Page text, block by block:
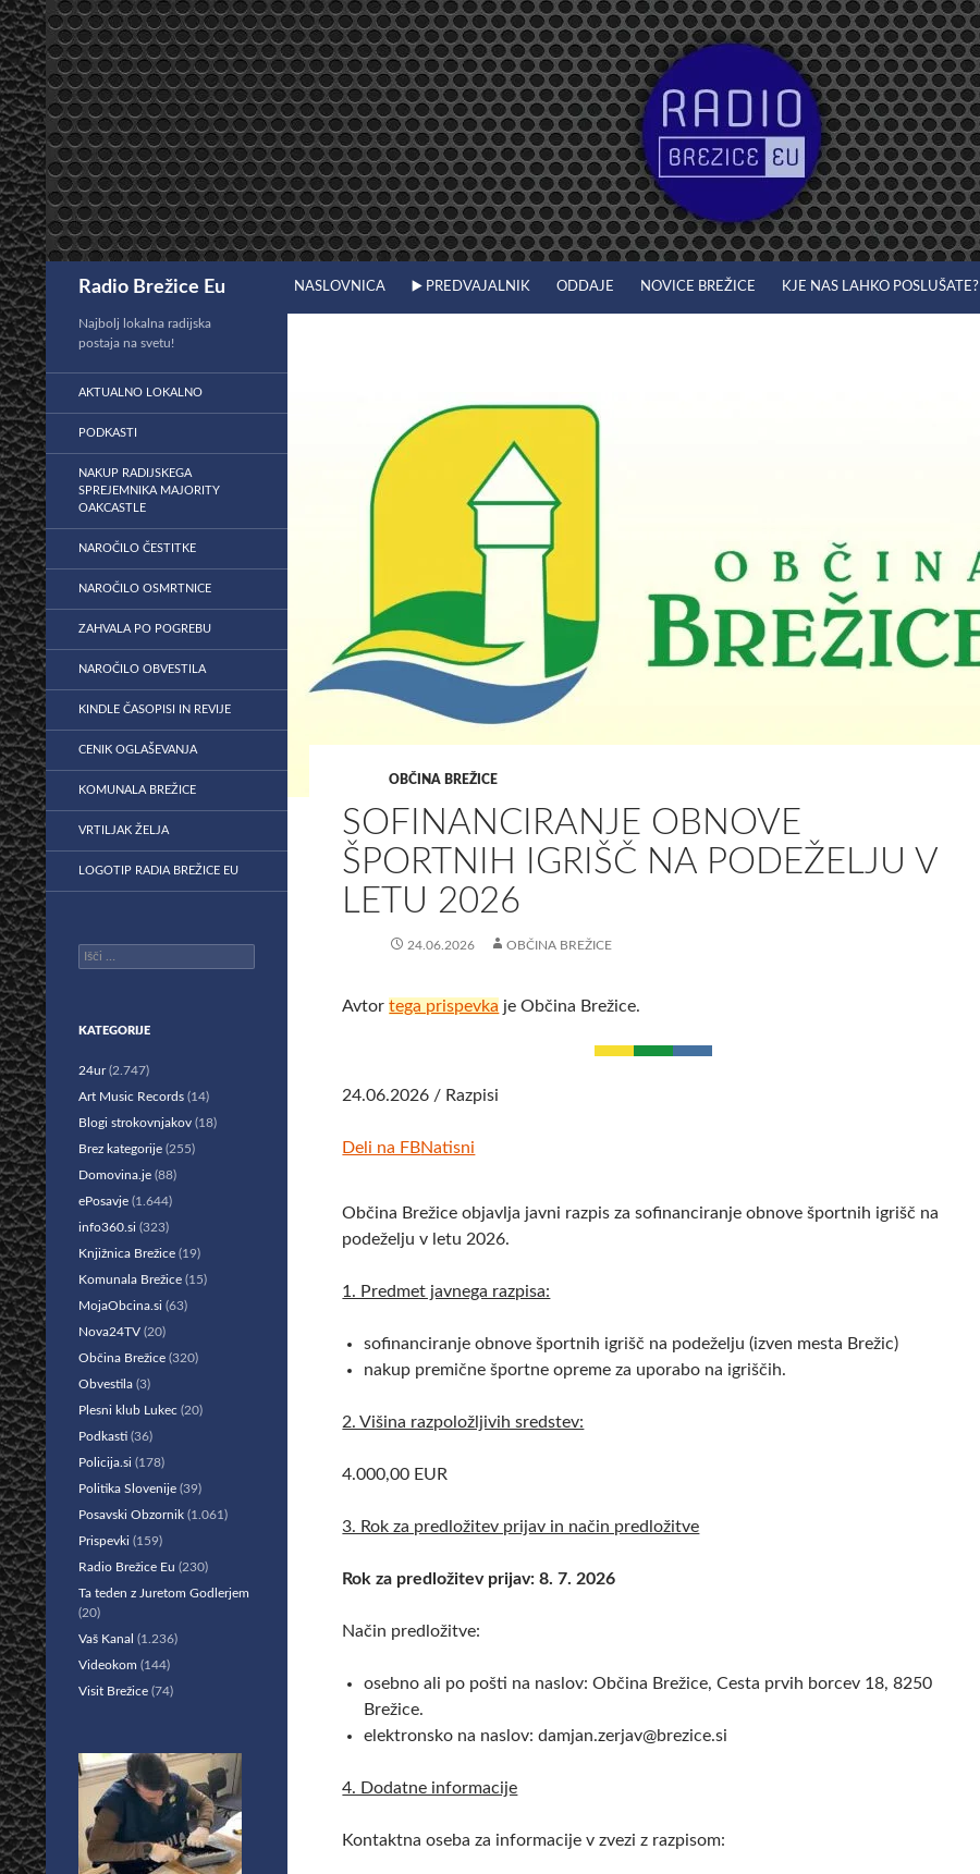
Preskoči
na
vsebino
Radio Brežice Eu NASLOVNICA ▶️ PREDVAJALNIK ODDAJE NOVICE BREŽICE KJE NAS LAHKO POSLUŠATE?
OBČINA BREŽICE
SOFINANCIRANJE OBNOVE
ŠPORTNIH IGRIŠČ NA PODEŽELJU V
LETU 2026
24.06.2026 OBČINA BREŽICE
Avtortega prispevka je Občina Brežice.
24.06.2026 / Razpisi
Deli na FBNatisni
Občina Brežice objavlja javni razpis za sofinanciranje obnove športnih igrišč na
podeželju v letu 2026.
1. Predmet javnega razpisa:
sofinanciranje obnove športnih igrišč na podeželju (izven mesta Brežic)
nakup premične športne opreme za uporabo na igriščih.
2. Višina razpoložljivih sredstev:
4.000,00 EUR
3. Rok za predložitev prijav in način predložitve
Rok za predložitev prijav: 8. 7. 2026
Način predložitve:
osebno ali po pošti na naslov: Občina Brežice, Cesta prvih borcev 18, 8250
Brežice.
elektronsko na naslov: damjan.zerjav@brezice.si
4. Dodatne informacije
Kontaktna oseba za informacije v zvezi z razpisom:
Najbolj lokalna radijska
postaja na svetu!
AKTUALNO LOKALNO
PODKASTI
NAKUP RADIJSKEGA
SPREJEMNIKA MAJORITY
OAKCASTLE
NAROČILO ČESTITKE
NAROČILO OSMRTNICE
ZAHVALA PO POGREBU
NAROČILO OBVESTILA
KINDLE ČASOPISI IN REVIJE
CENIK OGLAŠEVANJA
KOMUNALA BREŽICE
VRTILJAK ŽELJA
LOGOTIP RADIA BREŽICE EU
Išči:
KATEGORIJE
24ur(2.747)
Art Music Records (14)
Blogi strokovnjakov (18)
Brez kategorije (255)
Domovina.je (88)
ePosavje (1.644)
info360.si (323)
Knjižnica Brežice (19)
Komunala Brežice (15)
MojaObcina.si (63)
Nova24TV (20)
Občina Brežice (320)
Obvestila (3)
Plesni klub Lukec (20)
Podkasti (36)
Policija.si (178)
Politika Slovenije (39)
Posavski Obzornik (1.061)
Prispevki (159)
Radio Brežice Eu (230)
Ta teden z Juretom Godlerjem
(20)
Vaš Kanal (1.236)
Videokom (144)
Visit Brežice (74)